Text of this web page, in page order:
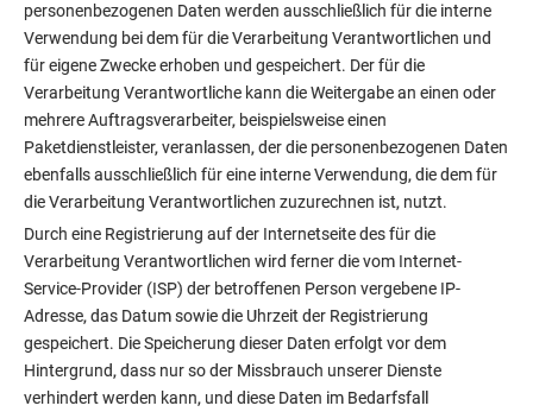
personenbezogenen Daten werden ausschließlich für die interne
Verwendung bei dem für die Verarbeitung Verantwortlichen und
für eigene Zwecke erhoben und gespeichert. Der für die
Verarbeitung Verantwortliche kann die Weitergabe an einen oder
mehrere Auftragsverarbeiter, beispielsweise einen
Paketdienstleister, veranlassen, der die personenbezogenen Daten
ebenfalls ausschließlich für eine interne Verwendung, die dem für
die Verarbeitung Verantwortlichen zuzurechnen ist, nutzt.
Durch eine Registrierung auf der Internetseite des für die
Verarbeitung Verantwortlichen wird ferner die vom Internet-
Service-Provider (ISP) der betroffenen Person vergebene IP-
Adresse, das Datum sowie die Uhrzeit der Registrierung
gespeichert. Die Speicherung dieser Daten erfolgt vor dem
Hintergrund, dass nur so der Missbrauch unserer Dienste
verhindert werden kann, und diese Daten im Bedarfsfall